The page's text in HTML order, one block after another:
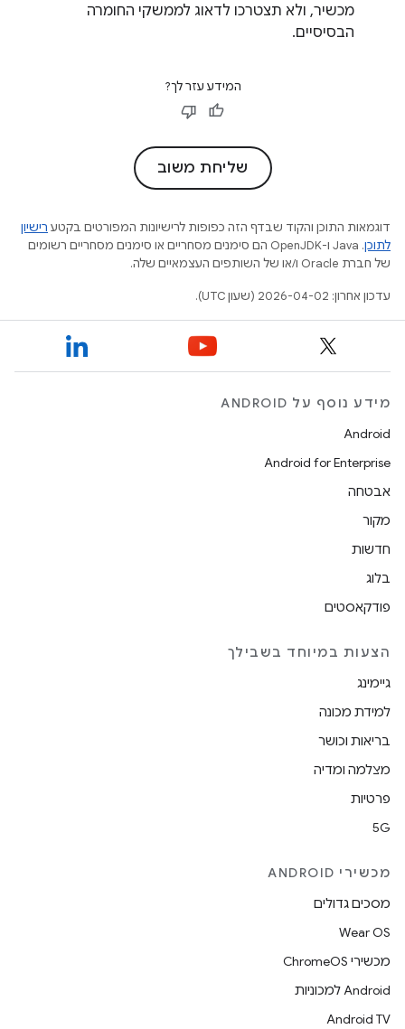
מכשיר, ולא תצטרכו לדאוג לממשקי החומרה
הבסיסיים.
המידע עזר לך?
שליחת משוב
דוגמאות התוכן והקוד שבדף הזה כפופות לרישיונות המפורטים בקטע רישיון
לתוכן
.‏ Java ו-OpenJDK הם סימנים מסחריים או סימנים מסחריים רשומים
של חברת Oracle ו/או של השותפים העצמאיים שלה.
עדכון אחרון: 2026-04-02 (שעון UTC).
מידע נוסף על ANDROID
Android
Android for Enterprise
אבטחה
מקור
חדשות
בלוג
פודקאסטים
הצעות במיוחד בשבילך
גיימינג
למידת מכונה
בריאות וכושר
מצלמה ומדיה
פרטיות
5G
מכשירי ANDROID
מסכים גדולים
Wear OS
מכשירי ChromeOS
Android למכוניות
Android TV